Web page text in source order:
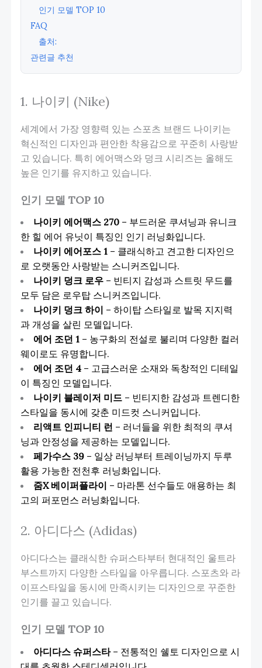
인기 모델 TOP 10
FAQ
출처:
관련글 추천
1. 나이키 (Nike)
세계에서 가장 영향력 있는 스포츠 브랜드 나이키는
혁신적인 디자인과 편안한 착용감으로 꾸준히 사랑받
고 있습니다. 특히 에어맥스와 덩크 시리즈는 올해도
높은 인기를 유지하고 있습니다.
인기 모델 TOP 10
나이키 에어맥스 270– 부드러운 쿠셔닝과 유니크
한 힐 에어 유닛이 특징인 인기 러닝화입니다.
나이키 에어포스 1– 클래식하고 견고한 디자인으
로 오랫동안 사랑받는 스니커즈입니다.
나이키 덩크 로우– 빈티지 감성과 스트릿 무드를
모두 담은 로우탑 스니커즈입니다.
나이키 덩크 하이 – 하이탑 스타일로 발목 지지력
과 개성을 살린 모델입니다.
에어 조던 1– 농구화의 전설로 불리며 다양한 컬러
웨이로도 유명합니다.
에어 조던 4– 고급스러운 소재와 독창적인 디테일
이 특징인 모델입니다.
나이키 블레이저 미드– 빈티지한 감성과 트렌디한
스타일을 동시에 갖춘 미드컷 스니커입니다.
리액트 인피니티 런 – 러너들을 위한 최적의 쿠셔
닝과 안정성을 제공하는 모델입니다.
페가수스 39– 일상 러닝부터 트레이닝까지 두루
활용 가능한 전천후 러닝화입니다.
줌X 베이퍼플라이 – 마라톤 선수들도 애용하는 최
고의 퍼포먼스 러닝화입니다.
2. 아디다스 (Adidas)
아디다스는 클래식한 슈퍼스타부터 현대적인 울트라
부스트까지 다양한 스타일을 아우릅니다. 스포츠와 라
이프스타일을 동시에 만족시키는 디자인으로 꾸준한
인기를 끌고 있습니다.
인기 모델 TOP 10
아디다스 슈퍼스타– 전통적인 쉘토 디자인으로 시